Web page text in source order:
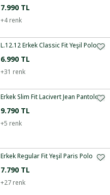
7.990 TL
+4 renk
L.12.12 Erkek Classic Fit Yeşil Polo
6.990 TL
+31 renk
Erkek Slim Fit Lacivert Jean Pantolon
9.790 TL
+5 renk
Erkek Regular Fit Yeşil Paris Polo
7.790 TL
+27 renk